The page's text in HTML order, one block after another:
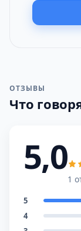
ОТЗЫВЫ
Что
5,0
1
5
4